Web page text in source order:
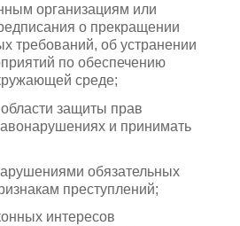
организациям или
о прекращении
требований, об устранении
по обеспечению
среде;
защиты прав
и принимать
обязательных
преступлений;
интересов